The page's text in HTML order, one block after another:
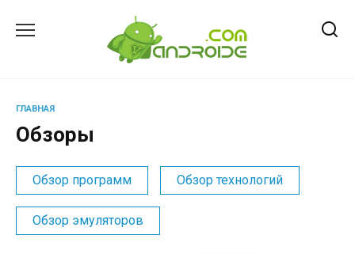
ГЛАВНАЯ
Обзоры
Обзор программ Обзор технологий
Обзор эмуляторов